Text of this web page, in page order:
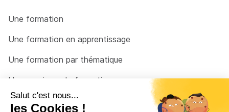
Une formation
Une formation en apprentissage
Une formation par thématique
Un organisme de formation
Un conseiller